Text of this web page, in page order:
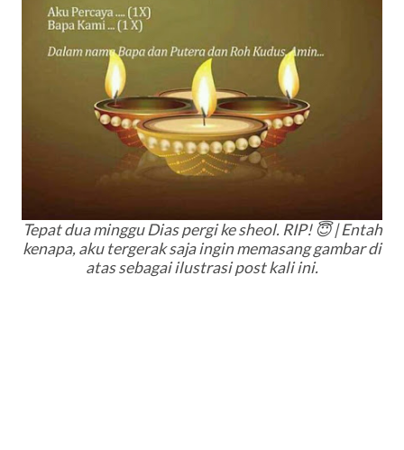
Tepat dua minggu Dias pergi ke sheol. RIP! 😇 | Entah
kenapa, aku tergerak saja ingin memasang gambar di
atas sebagai ilustrasi post kali ini.